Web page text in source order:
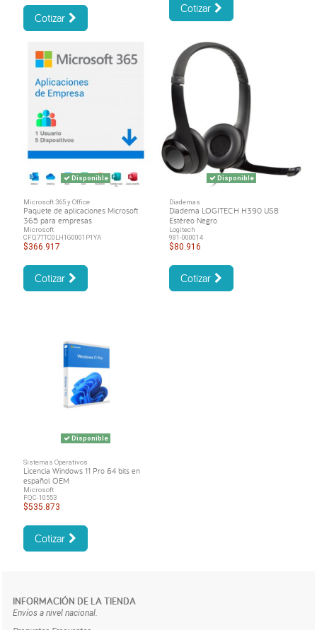
Cotizar
Cotizar
Disponible
Microsoft 365 y Office
Paquete de aplicaciones Microsoft
365 para empresas
Microsoft
CFQ7TTC0LH1G0001P1YA
$366.917
Cotizar
Disponible
Diademas
Diadema LOGITECH H390 USB
Estéreo Negro
Logitech
981-000014
$80.916
Cotizar
Disponible
Sistemas Operativos
Licencia Windows 11 Pro 64 bits en
español OEM
Microsoft
FQC-10553
$535.873
Cotizar
INFORMACIÓN DE LA TIENDA
Envíos a nivel nacional.